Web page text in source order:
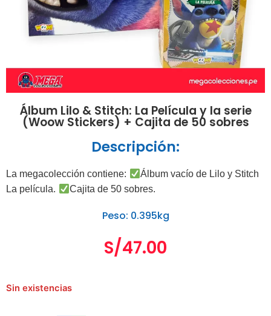
Álbum Lilo & Stitch: La Película y la serie
(Woow Stickers) + Cajita de 50 sobres
Descripción:
La megacolección contiene:
Álbum vacío de Lilo y Stitch
La película.
Cajita de 50 sobres.
Peso: 0.395kg
S/47.00
Sin existencias